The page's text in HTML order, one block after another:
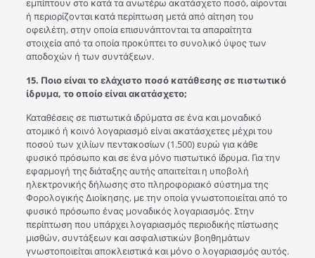
εμπίπτουν στο κατά τα ανωτέρω ακατάσχετο ποσό, αίρονται
ή περιορίζονται κατά περίπτωση μετά από αίτηση του
οφειλέτη, στην οποία επισυνάπτονται τα απαραίτητα
στοιχεία από τα οποία προκύπτει το συνολικό ύψος των
αποδοχών ή των συντάξεων.
15. Ποιο είναι το ελάχιστο ποσό κατάθεσης σε πιστωτικό
ίδρυμα, το οποίο είναι ακατάσχετο;
Καταθέσεις σε πιστωτικά ιδρύματα σε ένα και μοναδικό
ατομικό ή κοινό λογαριασμό είναι ακατάσχετες μέχρι του
ποσού των χιλίων πεντακοσίων (1.500) ευρώ για κάθε
φυσικό πρόσωπο και σε ένα μόνο πιστωτικό ίδρυμα. Για την
εφαρμογή της διάταξης αυτής απαιτείται η υποβολή
ηλεκτρονικής δήλωσης στο πληροφοριακό σύστημα της
Φορολογικής Διοίκησης, με την οποία γνωστοποιείται από το
φυσικό πρόσωπο ένας μοναδικός λογαριασμός. Στην
περίπτωση που υπάρχει λογαριασμός περιοδικής πίστωσης
μισθών, συντάξεων και ασφαλιστικών βοηθημάτων
γνωστοποιείται αποκλειστικά και μόνο ο λογαριασμός αυτός.